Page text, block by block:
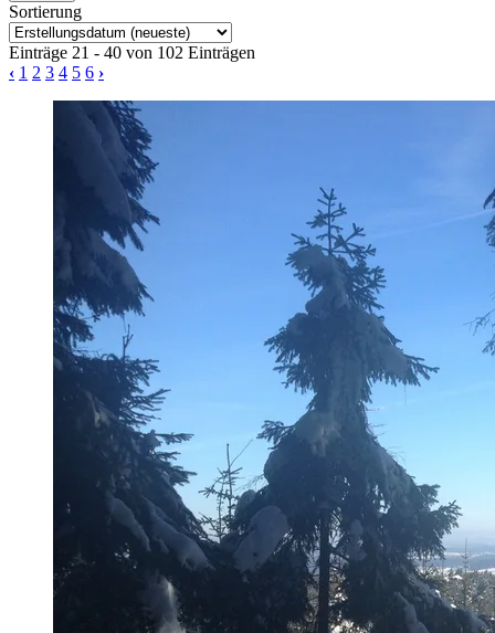
Sortierung
Einträge 21 - 40 von 102 Einträgen
‹ 1 2 3 4 5 6 ›